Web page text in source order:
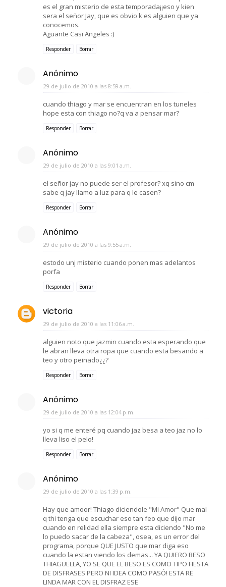
es el gran misterio de esta temporada¡¡eso y kien
sera el señor Jay, que es obvio k es alguien que ya
conocemos.
Aguante Casi Angeles :)
Responder Borrar
Anónimo
29 de julio de 2010 a las 8:59 a.m.
cuando thiago y mar se encuentran en los tuneles
hope esta con thiago no?q va a pensar mar?
Responder Borrar
Anónimo
29 de julio de 2010 a las 9:01 a.m.
el señor jay no puede ser el profesor? xq sino cm
sabe q jay llamo a luz para q le casen?
Responder Borrar
Anónimo
29 de julio de 2010 a las 9:55 a.m.
estodo unj misterio cuando ponen mas adelantos
porfa
Responder Borrar
victoria
29 de julio de 2010 a las 11:06 a.m.
alguien noto que jazmin cuando esta esperando que
le abran lleva otra ropa que cuando esta besando a
teo y otro peinado¿¿?
Responder Borrar
Anónimo
29 de julio de 2010 a las 12:04 p.m.
yo si q me enteré pq cuando jaz besa a teo jaz no lo
lleva liso el pelo!
Responder Borrar
Anónimo
29 de julio de 2010 a las 1:39 p.m.
Hay que amoor! Thiago diciendole "Mi Amor" Que mal
q thi tenga que escuchar eso tan feo que dijo mar
cuando en relidad ella siempre esta diciendo "No me
lo puedo sacar de la cabeza", osea, es un error del
programa, porque QUE JUSTO que mar diga eso
cuando la estan viendo los demas... YA QUIERO BESO
THIAGUELLA, YO SE QUE EL BESO ES COMO TIPO FIESTA
DE DISFRASES PERO NI IDEA COMO PASÓ! ESTA RE
LINDA MAR CON EL DISFRAZ ESE